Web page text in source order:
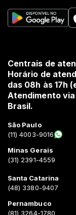
Centrais de
Horário de
das 08h às 17h
Atendimento
Brasil.
São Paulo
(11) 4003-9016
Minas Gerais
(31) 2391-4559
Santa Catarina
(48) 3380-9407
Pernambuco
(81) 3264-1780